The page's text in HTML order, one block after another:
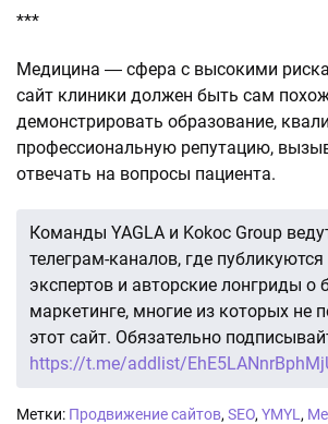
***
Медицина ― сфера с высокими
сайт клиники должен быть сам
демонстрировать образование,
профессиональную репутацию,
отвечать на вопросы пациента.
Команды YAGLA и Kokoc Group
телеграм-каналов, где
экспертов и авторские лонгриды о
маркетинге, многие из которых не
этот сайт. Обязательно
https://t.me/addlist/
Метки: Продвижение сайтов, SEO, YMYL ,